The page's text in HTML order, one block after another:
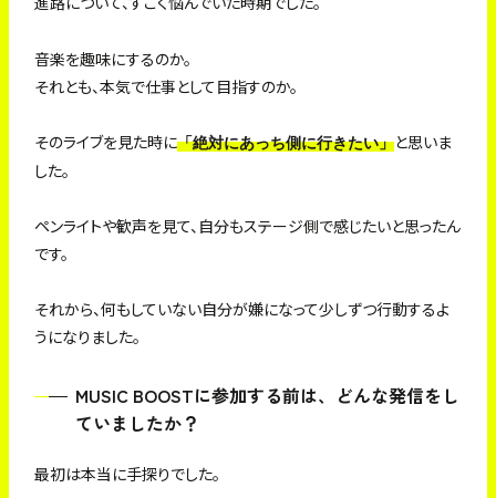
音楽を趣味にするのか。
それとも、本気で仕事として目指すのか。
そのライブを見た時に「絶対にあっち側に行きたい」と思いま
した。
ペンライトや歓声を見て、自分もステージ側で感じたいと思ったん
です。
それから、何もしていない自分が嫌になって少しずつ行動するよ
うになりました。
MUSIC BOOSTに参加する前は、どんな発信をし
ていましたか？
最初は本当に手探りでした。